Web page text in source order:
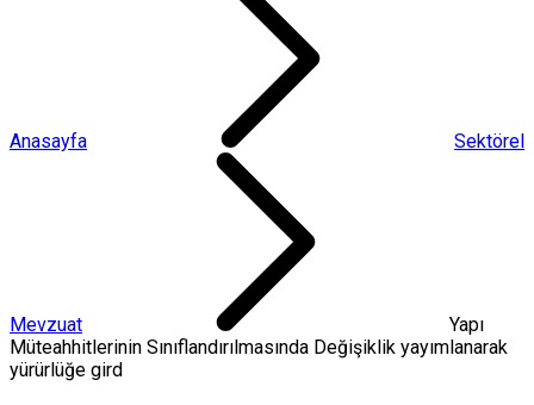
Anasayfa Sektörel
Mevzuat
Yapı
Müteahhitlerinin Sınıflandırılmasında Değişiklik yayımlanarak
yürürlüğe gird